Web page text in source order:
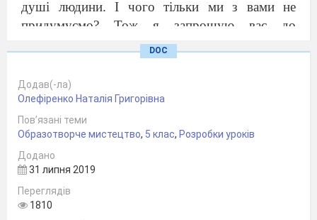
душі людини. І чого тільки ми з вами не
придумуємо?
Тож я запрошую вас до
творчості у дивовижну країну Орігамі.
Орігамі - захоплююче заняття не тільки
для дітей, але і для дорослих. Ні з чим
незрівняно почуття задоволення від зробленої
своїми руками іграшки
ІІІ. Сприймання мистецтва
Орігамі—
паперу.
DOC
Додав(-ла)
Олефіренко Наталія Григорівна
Пов’язані теми
Образотворче мистецтво, 5 клас, Розробки уроків
Додано
31 липня 2019
Переглядів
1810